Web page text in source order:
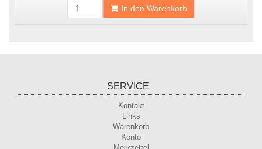
In den Warenkorb
SERVICE
Kontakt
Links
Warenkorb
Konto